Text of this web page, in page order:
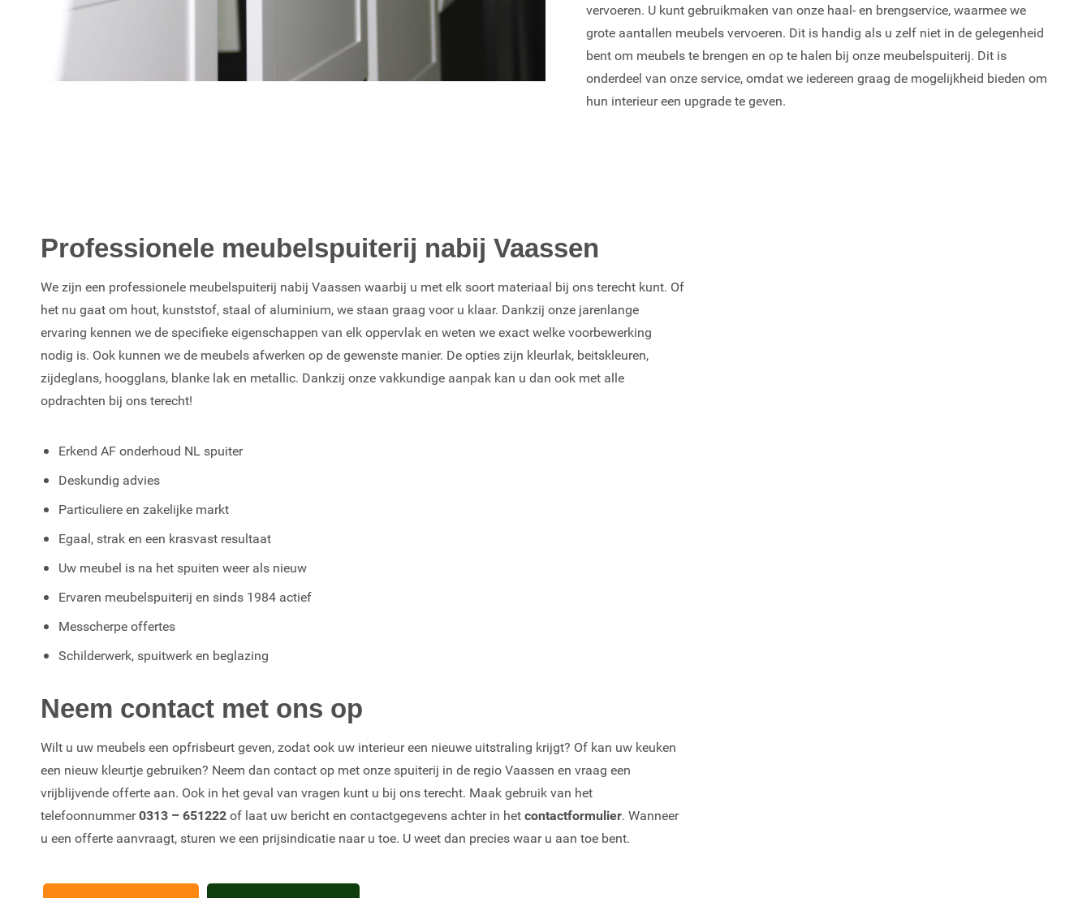
vervoeren. U kunt gebruikmaken van onze haal- en brengservice, waarmee we
grote aantallen meubels vervoeren. Dit is handig als u zelf niet in de gelegenheid
bent om meubels te brengen en op te halen bij onze meubelspuiterij. Dit is
onderdeel van onze service, omdat we iedereen graag de mogelijkheid bieden om
hun interieur een upgrade te geven.
Professionele meubelspuiterij nabij Vaassen
We zijn een professionele meubelspuiterij nabij Vaassen waarbij u met elk soort materiaal bij ons terecht kunt. Of
het nu gaat om hout, kunststof, staal of aluminium, we staan graag voor u klaar. Dankzij onze jarenlange
ervaring kennen we de specifieke eigenschappen van elk oppervlak en weten we exact welke voorbewerking
nodig is. Ook kunnen we de meubels afwerken op de gewenste manier. De opties zijn kleurlak, beitskleuren,
zijdeglans, hoogglans, blanke lak en metallic. Dankzij onze vakkundige aanpak kan u dan ook met alle
opdrachten bij ons terecht!
Erkend AF onderhoud NL spuiter
Deskundig advies
Particuliere en zakelijke markt
Egaal, strak en een krasvast resultaat
Uw meubel is na het spuiten weer als nieuw
Ervaren meubelspuiterij en sinds 1984 actief
Messcherpe offertes
Schilderwerk, spuitwerk en beglazing
Neem contact met ons op
Wilt u uw meubels een opfrisbeurt geven, zodat ook uw interieur een nieuwe uitstraling krijgt? Of kan uw keuken
een nieuw kleurtje gebruiken? Neem dan contact op met onze spuiterij in de regio Vaassen en vraag een
vrijblijvende offerte aan. Ook in het geval van vragen kunt u bij ons terecht. Maak gebruik van het
telefoonnummer0313 – 651222of laat uw bericht en contactgegevens achter in hetcontactformulier. Wanneer
u een offerte aanvraagt, sturen we een prijsindicatie naar u toe. U weet dan precies waar u aan toe bent.